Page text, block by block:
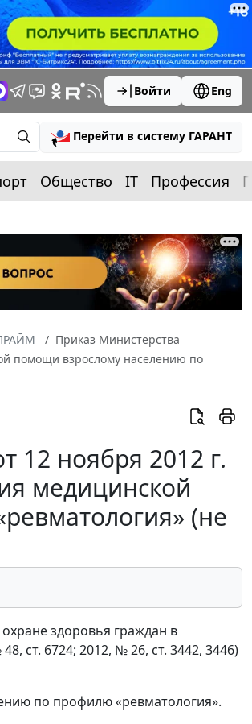
Войти Eng
Перейти в систему ГАРАНТ
Общество IT Профессия
Приказ Министерства
помощи взрослому населению по
12 ноября 2012 г.
медицинской
(не
здоровья граждан в
ст. 6724; 2012, № 26, ст. 3442, 3446)
по профилю «ревматология».